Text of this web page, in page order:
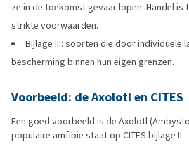
ze in de toekomst gevaar lopen. Handel
strikte voorwaarden.
Bijlage III: soorten die door individuele
bescherming binnen hun eigen grenzen.
Voorbeeld: de Axolotl en CITES
Een goed voorbeeld is de Axolotl
populaire amfibie staat op CITES bijlage II.